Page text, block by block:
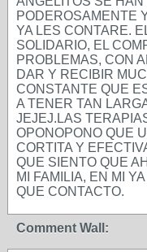
PODEROSAMENTE
YA LES CONTARE.
SOLIDARIO, EL
PROBLEMAS, CON
DAR Y RECIBIR
CONSTANTE QUE
A TENER TAN
JEJEJ.LAS
OPONOPONO QUE
CORTITA Y
QUE SIENTO QUE
MI FAMILIA, EN MI
QUE CONTACTO.
Comment Wall: